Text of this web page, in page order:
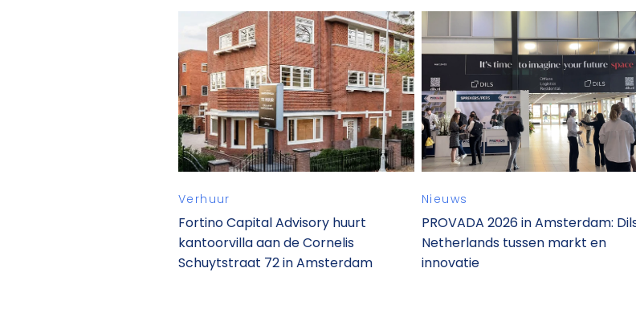
Verhuur
Fortino Capital Advisory huurt
kantoorvilla aan de Cornelis
Schuytstraat 72 in Amsterdam
Nieuws
PROVADA 2026 in Amsterdam:
Netherlands tussen markt en
innovatie